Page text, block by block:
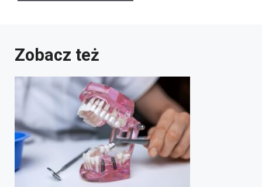
Zobacz też